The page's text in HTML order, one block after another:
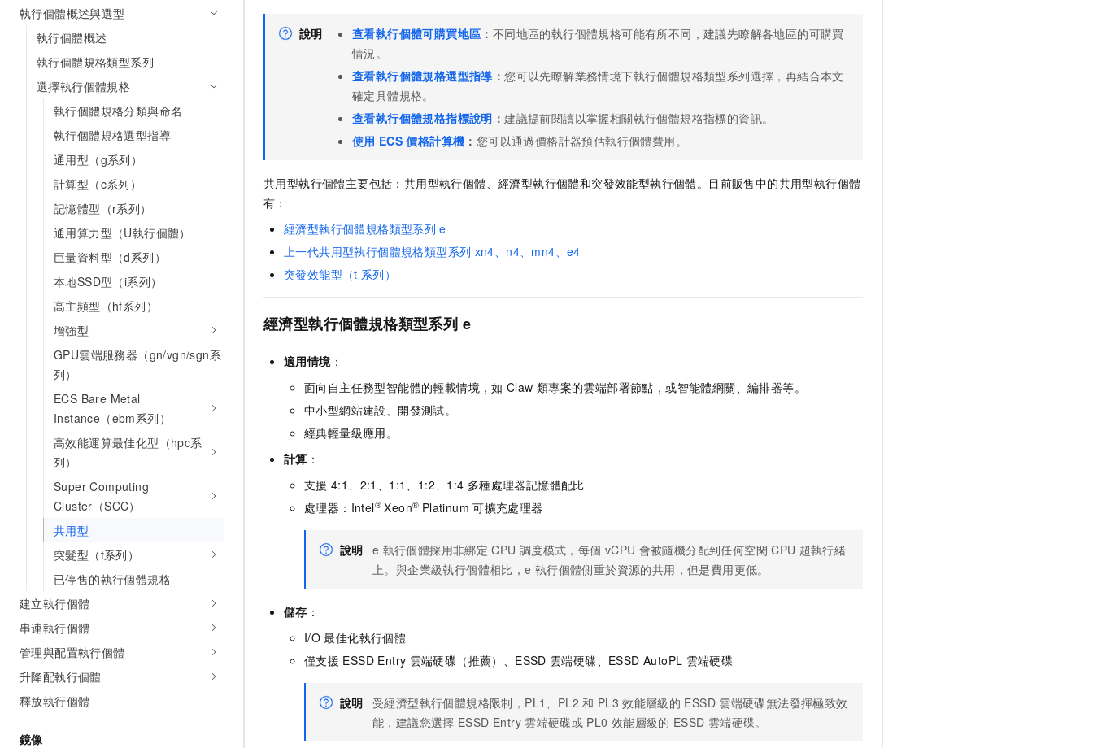
執行個體概述與選型
執行個體概述
執行個體規格類型系列
選擇執行個體規格
執行個體規格分類與命名
執行個體規格選型指導
通用型（g系列）
計算型（c系列）
記憶體型（r系列）
通用算力型（U執行個體）
巨量資料型（d系列）
本地SSD型（i系列）
高主頻型（hf系列）
增強型
GPU雲端服務器（gn/vgn/sgn系
列）
ECS Bare Metal
Instance（ebm系列）
高效能運算最佳化型（hpc系
列）
Super Computing
Cluster（SCC）
共用型
突髮型（t系列）
已停售的執行個體規格
建立執行個體
串連執行個體
管理與配置執行個體
升降配執行個體
釋放執行個體
鏡像
說明 查看執行個體可購買地區 ： 不同地區的執行個體規格可能有所不同，建議先瞭解各地區的可購買
情況。
查看執行個體規格選型指導 ：您可以先瞭解業務情境下執行個體規格類型系列選擇，再結合本文
確定具體規格。
查看執行個體規格指標說明 ：建議提前閱讀以掌握相關執行個體規格指標的資訊。
使用 ECS 價格計算機 ： 您可以通過價格計器預估執行個體費用。
共用型執行個體主要包括：共用型執行個體、經濟型執行個體和突發效能型執行個體。目前販售中的共用型執行個體
有：
經濟型執行個體規格類型系列 e
上一代共用型執行個體規格類型系列 xn4、n4、mn4、e4
突發效能型（t 系列）
經濟型執行個體規格類型系列 e
適用情境：
面向自主任務型智能體的輕載情境，如 Claw 類專案的雲端部署節點，或智能體網關、編排器等。
中小型網站建設、開發測試。
經典輕量級應用。
計算 ：
支援 4:1、2:1、1:1、1:2、1:4 多種處理器記憶體配比
處理器：Intel®Xeon® Platinum 可擴充處理器
說明 e 執行個體採用非綁定 CPU 調度模式，每個 vCPU 會被隨機分配到任何空閑 CPU 超執行緒
上。與企業級執行個體相比，e 執行個體側重於資源的共用，但是費用更低。
儲存 ：
I/O 最佳化執行個體
僅支援 ESSD Entry 雲端硬碟（推薦）、ESSD 雲端硬碟、ESSD AutoPL 雲端硬碟
說明 受經濟型執行個體規格限制，PL1、PL2 和 PL3 效能層級的 ESSD 雲端硬碟無法發揮極致效
能，建議您選擇 ESSD Entry 雲端硬碟或 PL0 效能層級的 ESSD 雲端硬碟。